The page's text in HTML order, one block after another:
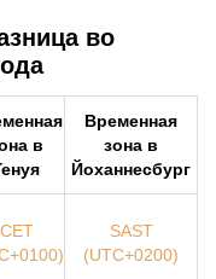
во
в
Временная
зона в
Йоханнесбург
CET
SAST
(UTC+0200)